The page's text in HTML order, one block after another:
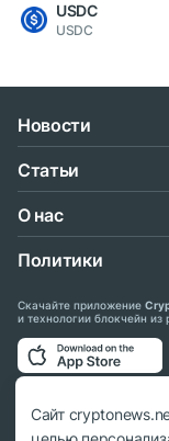
USDC
USDC
Новости
Статьи
О нас
Политики
Скачайте приложение
и технологии блокчейн из
Подписывайтесь на нас в
Сайт